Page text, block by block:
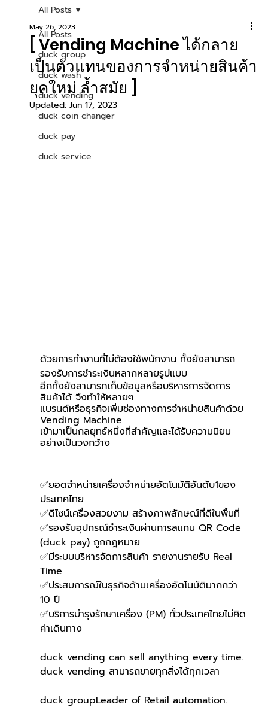
All Posts
duck group
duck wash
duck vending
duck coin changer
duck pay
duck service
All Posts
[ Vending Machine ได้กลาย
เป็นตัวแทนของการจำหน่ายสินค้า
ยุคใหม่ ล้ำสมัย ]
May 26, 2023
Updated: Jun 17, 2023
ด้วยการทำงานที่ไม่ต้องใช้พนักงาน ทั้งยังสามารถ
รองรับการชำระเงินหลากหลายรูปแบบ
อีกทั้งยังสามารภเก็บข้อมูลหรือบริหารการจัดการ
สินค้าได้ จึงทำให้หลายๆ
แบรนด์หรือธุรกิจเพิ่มช่องทางการจำหน่ายสินค้าด้วย
Vending Machine
เข้ามาเป็นกลยุทธ์หนึ่งที่สำคัญและได้รับความนิยม
อย่างเป็นวงกว้าง
✅ยอดจำหน่ายเครื่องจำหน่ายอัตโนมัติอันดับ1ของ
ประเทศไทย
✅ดีไซน์เครื่องสวยงาม สร้างภาพลักษณ์ที่ดีในพื้นที่
✅รองรับอุปกรณ์ชำระเงินผ่านการสแกน QR Code
(duck pay) ถูกกฎหมาย
✅มีระบบบริหารจัดการสินค้า รายงานรายรับ Real
Time
✅ประสบการณ์ในธุรกิจด้านเครื่องอัตโนมัติมากกว่า
10 ปี
✅บริการบำรุงรักษาเครื่อง (PM) ทั่วประเทศไทยไม่คิด
ค่าเดินทาง
duck vending can sell anything every time.
duck vending สามารถขายทุกสิ่งได้ทุกเวลา
duck groupLeader of Retail automation.